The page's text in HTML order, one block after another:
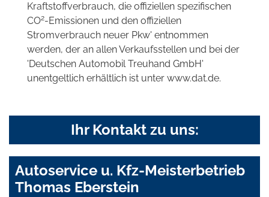
Kraftstoffverbrauch, die offiziellen spezifischen
CO2-Emissionen und den offiziellen
Stromverbrauch neuer Pkw' entnommen
werden, der an allen Verkaufsstellen und bei der
'Deutschen Automobil Treuhand GmbH'
unentgeltlich erhältlich ist unter www.dat.de.
Ihr Kontakt zu uns:
Autoservice u. Kfz-Meisterbetrieb
Thomas Eberstein